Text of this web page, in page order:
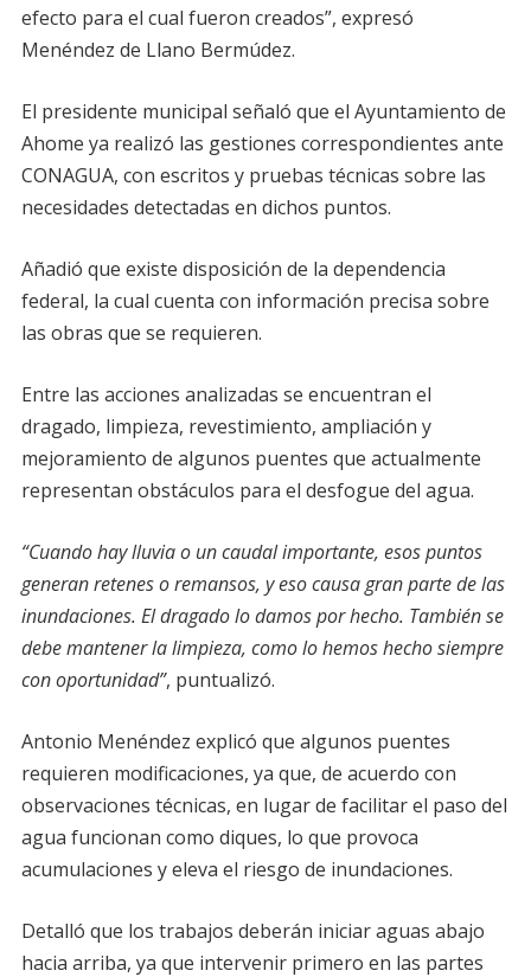
efecto para el cual fueron creados”, expresó
Menéndez de Llano Bermúdez.
El presidente municipal señaló que el Ayuntamiento de
Ahome ya realizó las gestiones correspondientes ante
CONAGUA, con escritos y pruebas técnicas sobre las
necesidades detectadas en dichos puntos.
Añadió que existe disposición de la dependencia
federal, la cual cuenta con información precisa sobre
las obras que se requieren.
Entre las acciones analizadas se encuentran el
dragado, limpieza, revestimiento, ampliación y
mejoramiento de algunos puentes que actualmente
representan obstáculos para el desfogue del agua.
“Cuando hay lluvia o un caudal importante, esos puntos
generan retenes o remansos, y eso causa gran parte de las
inundaciones. El dragado lo damos por hecho. También se
debe mantener la limpieza, como lo hemos hecho siempre
con oportunidad”, puntualizó.
Antonio Menéndez explicó que algunos puentes
requieren modificaciones, ya que, de acuerdo con
observaciones técnicas, en lugar de facilitar el paso del
agua funcionan como diques, lo que provoca
acumulaciones y eleva el riesgo de inundaciones.
Detalló que los trabajos deberán iniciar aguas abajo
hacia arriba, ya que intervenir primero en las partes